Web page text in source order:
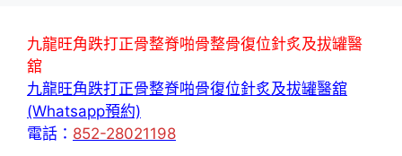
九龍旺角跌打正骨整脊啪骨整骨復位針炙及拔罐醫
舘
九龍旺角跌打正骨整脊啪骨復位針炙及拔罐醫舘
(Whatsapp預約)
電話： 852-28021198